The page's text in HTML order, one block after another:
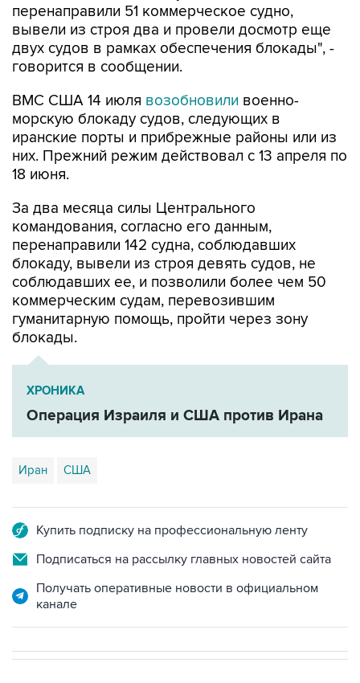
двух судов в рамках обеспечения блокады", -
говорится в сообщении.
ВМС США 14 июлявозобновили
иранские порты и прибрежные районы или из
них. Прежний режим действовал с 13 апреля по
18 июня.
За два месяца силы Центрального
перенаправили 142 судна, соблюдавших
блокаду, вывели из строя девять судов, не
соблюдавших ее, и позволили более чем 50
коммерческим судам, перевозившим
гуманитарную помощь, пройти через зону
блокады.
ХРОНИКА
Операция Израиля и США против Ирана
Иран США
Подписаться на рассылку главных новостей сайта
Получать оперативные новости в официальном